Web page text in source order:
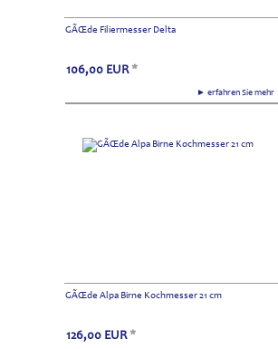
GÃŒde Filiermesser Delta
► erfahren Sie
106,00 EUR *
GÃŒde Alpa Birne Kochmesser 21 cm
126,00 EUR *